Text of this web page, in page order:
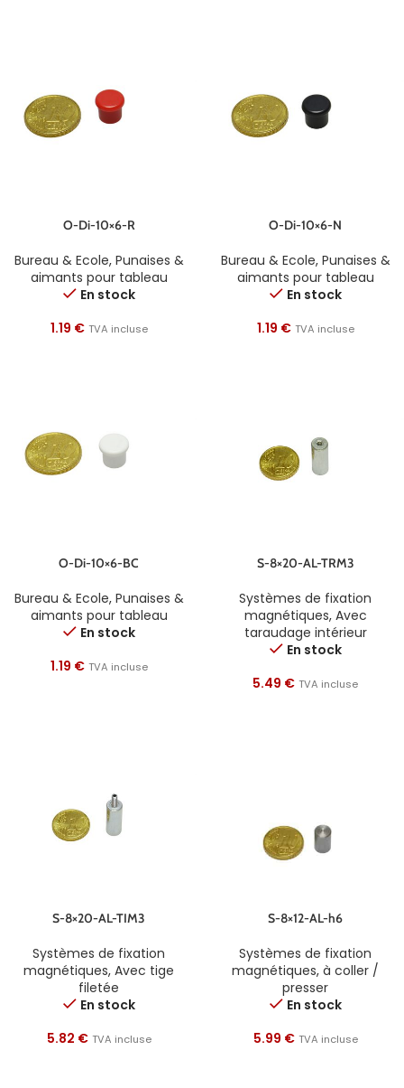
O-Di-10×6-R
Bureau & Ecole, Punaises &
aimants pour tableau
En stock
1.19 € TVA incluse
O-Di-10×6-N
Bureau & Ecole, Punaises &
aimants pour tableau
En stock
1.19 € TVA incluse
O-Di-10×6-BC
Bureau & Ecole, Punaises &
aimants pour tableau
En stock
1.19 € TVA incluse
S-8×20-AL-TRM3
Systèmes de fixation
magnétiques, Avec
taraudage intérieur
En stock
5.49 € TVA incluse
S-8×20-AL-TIM3
Systèmes de fixation
magnétiques, Avec tige
filetée
En stock
5.82 € TVA incluse
S-8×12-AL-h6
Systèmes de fixation
magnétiques, à coller /
presser
En stock
5.99 € TVA incluse